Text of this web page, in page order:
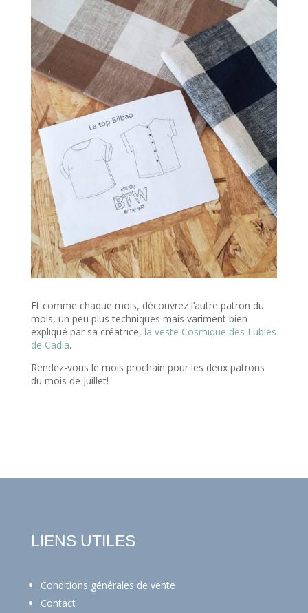
Et comme chaque mois, découvrez l’autre patron du
mois, un peu plus techniques mais variment bien
expliqué par sa créatrice, la veste Cosmique des Lubies
de Cadia.
Rendez-vous le mois prochain pour les deux patrons
du mois de Juillet!
LIENS UTILES
Conditions générales de vente
Contact